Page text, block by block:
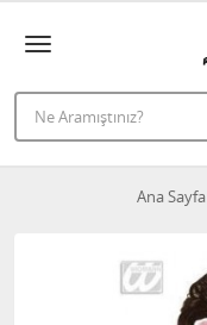
Ana Sayfa